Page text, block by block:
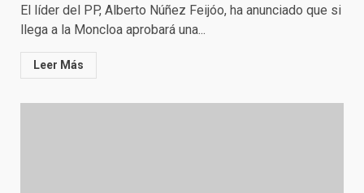
El líder del PP, Alberto Núñez Feijóo, ha anunciado que si
llega a la Moncloa aprobará una...
Leer Más